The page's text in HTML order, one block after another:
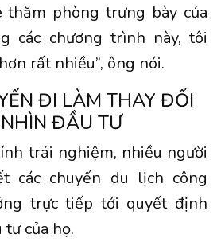
phòng trưng bày của
các chương trình này, tôi
rất nhiều”, ông nói.
ĐI LÀM THAY ĐỔI
ĐẦU TƯ
trải nghiệm, nhiều người
các chuyến du lịch công
trực tiếp tới quyết định
của họ.